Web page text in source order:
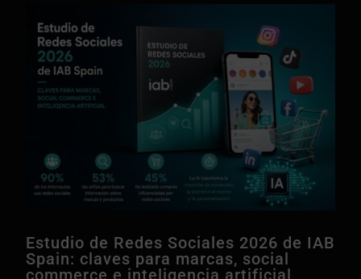
Estudio de Redes Sociales 2026 de IAB
Spain: claves para marcas, social
commerce e inteligencia artificial